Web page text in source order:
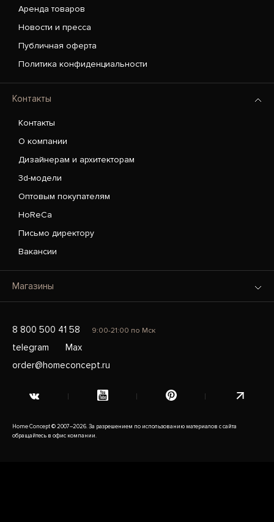
Аренда товаров
Новости и пресса
Публичная оферта
Политика конфиденциальности
Контакты
Контакты
О компании
Дизайнерам и архитекторам
3d-модели
Оптовым покупателям
HoReCa
Письмо директору
Вакансии
Магазины
8 800 500 41 58 9:00-21:00 по Мск
telegram
Max
order@homeconcept.ru
Home Concept © 2007–2026. За разрешением по использованию материалов с сайта
обращайтесь в офис компании.